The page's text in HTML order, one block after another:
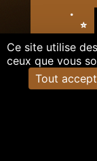
Ce site utilise
ceux que vous
Tout